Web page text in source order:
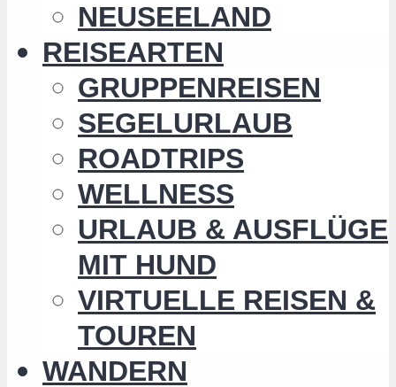
NEUSEELAND
REISEARTEN
GRUPPENREISEN
SEGELURLAUB
ROADTRIPS
WELLNESS
URLAUB & AUSFLÜGE
MIT HUND
VIRTUELLE REISEN &
TOUREN
WANDERN